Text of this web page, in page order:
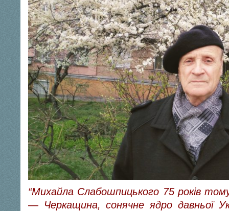
“Михайла Слабошпицького 75 років
— Черкащина, сонячне ядро давньої